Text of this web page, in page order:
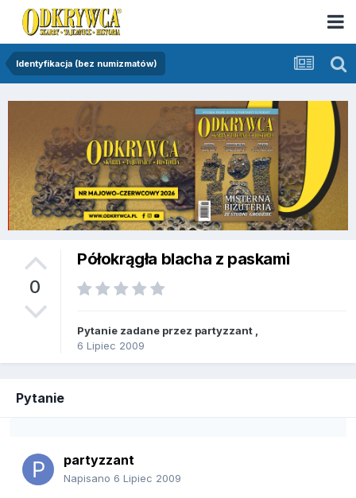
Identyfikacja (bez numizmatów)
0
Półokrągła blacha z paskami
Pytanie zadane przez partyzzant
6 Lipiec 2009
Pytanie
partyzzant
Napisano 6 Lipiec 2009